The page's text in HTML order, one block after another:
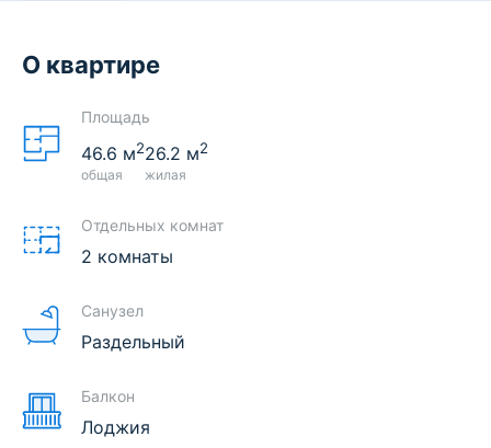
О квартире
Площадь
46.6 м2
общая
26.2 м2
жилая
Отдельных комнат
2 комнаты
Санузел
Раздельный
Балкон
Лоджия